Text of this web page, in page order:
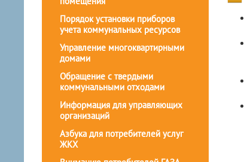
Порядок установки приборов
учета коммунальных ресурсов
Управление многоквартирными
домами
Обращение с твердыми
коммунальными отходами
Информация для управляющих
организаций
Азбука для потребителей услуг
ЖКХ